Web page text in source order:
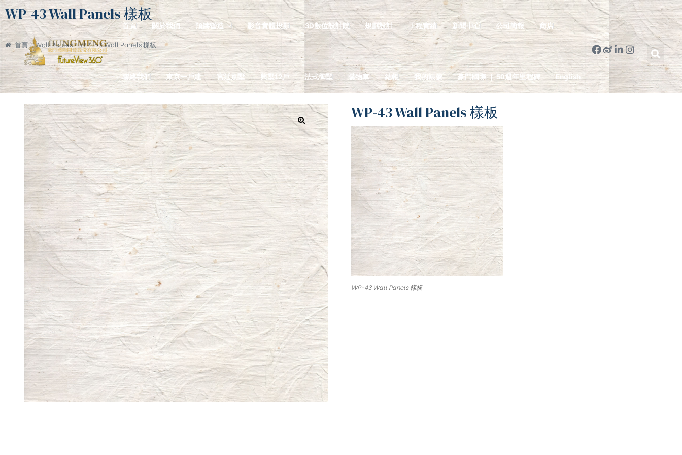
首頁 關於我們 預鑄營造 影音實體投影 3D數位設計院 規劃設計 工程實績 新聞中心 公司簡報 商店
聯絡我們 東京一戶建 宮廷別墅 興墅12戶 法式御墅 購物車 結帳 我的帳號 豪門國際 ｜ 50週年里程碑 English
WP-43 Wall Panels 樣板
首頁 Wall Panels WP-43 Wall Panels 樣板
WP-43 Wall Panels 樣板
WP-43 Wall Panels 樣板